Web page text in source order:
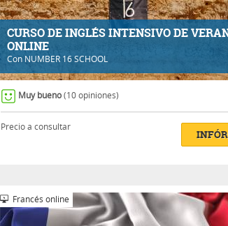
CURSO DE INGLÉS INTENSIVO DE
ONLINE
Con NUMBER 16 SCHOOL
Muy bueno (10 opiniones)
Precio a consultar
Francés online